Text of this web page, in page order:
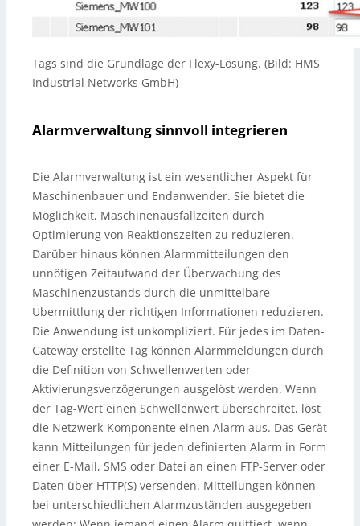
Tags sind die Grundlage der Flexy-Lösung. (Bild: HMS
Industrial Networks GmbH)
Alarmverwaltung sinnvoll integrieren
Die Alarmverwaltung ist ein wesentlicher Aspekt für
Maschinenbauer und Endanwender. Sie bietet die
Möglichkeit, Maschinenausfallzeiten durch
Optimierung von Reaktionszeiten zu reduzieren.
Darüber hinaus können Alarmmitteilungen den
unnötigen Zeitaufwand der Überwachung des
Maschinenzustands durch die unmittelbare
Übermittlung der richtigen Informationen reduzieren.
Die Anwendung ist unkompliziert. Für jedes im Daten-
Gateway erstellte Tag können Alarmmeldungen durch
die Definition von Schwellenwerten oder
Aktivierungsverzögerungen ausgelöst werden. Wenn
der Tag-Wert einen Schwellenwert überschreitet, löst
die Netzwerk-Komponente einen Alarm aus. Das Gerät
kann Mitteilungen für jeden definierten Alarm in Form
einer E-Mail, SMS oder Datei an einen FTP-Server oder
Daten über HTTP(S) versenden. Mitteilungen können
bei unterschiedlichen Alarmzuständen ausgegeben